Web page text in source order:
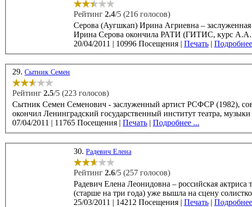
Рейтинг 2.4/5 (216 голосов)
Серова (Аугшкап) Ирина Агриевна – заслуженная
20/04/2011 | 10996 Посещения | Печать |
29. Сытник Семен
Рейтинг 2.5/5 (223 голосов)
Сытник Семен Семенович - заслуженный артист РСФСР (1982), советский и
окончил Ленинградский государственный институт театра,
07/04/2011 | 11765 Посещения | Печать | Подробнее ...
30. Радевич Елена
Рейтинг 2.6/5 (257 голосов)
Радевич Елена Леонидовна – российская актриса театра и кино, родилась
(старше на три года) уже вышла на сцену
25/03/2011 | 14212 Посещения | Печать |